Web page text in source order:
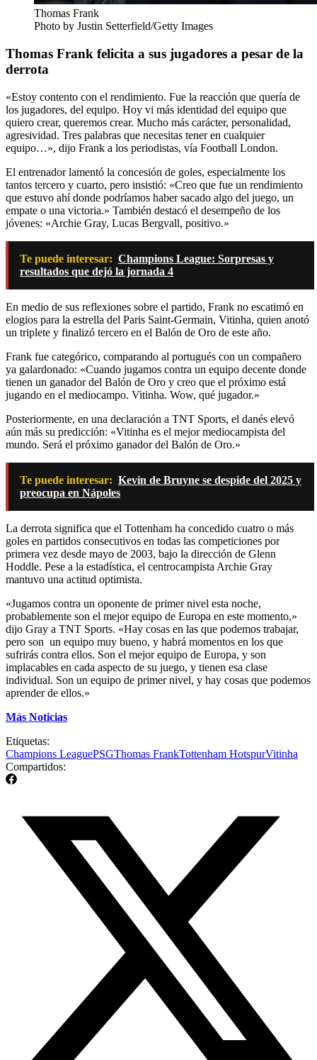
Thomas Frank
Photo by Justin Setterfield/Getty Images
Thomas Frank felicita a sus jugadores a pesar de la
derrota
«Estoy contento con el rendimiento. Fue la reacción que quería de
los jugadores, del equipo. Hoy vi más identidad del equipo que
quiero crear, queremos crear. Mucho más carácter, personalidad,
agresividad. Tres palabras que necesitas tener en cualquier
equipo…», dijo Frank a los periodistas, vía Football London.
El entrenador lamentó la concesión de goles, especialmente los
tantos tercero y cuarto, pero insistió: «Creo que fue un rendimiento
que estuvo ahí donde podríamos haber sacado algo del juego, un
empate o una victoria.» También destacó el desempeño de los
jóvenes: «Archie Gray, Lucas Bergvall, positivo.»
Te puede interesar: Champions League: Sorpresas y
resultados que dejó la jornada 4
En medio de sus reflexiones sobre el partido, Frank no escatimó en
elogios para la estrella del Paris Saint-Germain, Vitinha, quien anotó
un triplete y finalizó tercero en el Balón de Oro de este año.
Frank fue categórico, comparando al portugués con un compañero
ya galardonado: «Cuando jugamos contra un equipo decente donde
tienen un ganador del Balón de Oro y creo que el próximo está
jugando en el mediocampo. Vitinha. Wow, qué jugador.»
Posteriormente, en una declaración a TNT Sports, el danés elevó
aún más su predicción: «Vitinha es el mejor mediocampista del
mundo. Será el próximo ganador del Balón de Oro.»
Te puede interesar: Kevin de Bruyne se despide del 2025 y
preocupa en Nápoles
La derrota significa que el Tottenham ha concedido cuatro o más
goles en partidos consecutivos en todas las competiciones por
primera vez desde mayo de 2003, bajo la dirección de Glenn
Hoddle. Pese a la estadística, el centrocampista Archie Gray
mantuvo una actitud optimista.
«Jugamos contra un oponente de primer nivel esta noche,
probablemente son el mejor equipo de Europa en este momento,»
dijo Gray a TNT Sports. «Hay cosas en las que podemos trabajar,
pero son un equipo muy bueno, y habrá momentos en los que
sufrirás contra ellos. Son el mejor equipo de Europa, y son
implacables en cada aspecto de su juego, y tienen esa clase
individual. Son un equipo de primer nivel, y hay cosas que podemos
aprender de ellos.»
Más Noticias
Etiquetas:
Champions LeaguePSGThomas FrankTottenham HotspurVitinha
Compartidos: